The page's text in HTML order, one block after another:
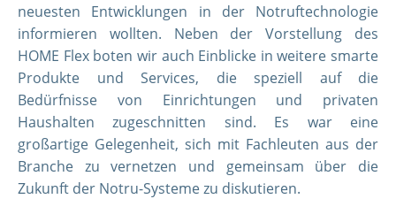
neuesten Entwicklungen in der Notruftechnologie
informieren wollten. Neben der Vorstellung des
HOME Flex boten wir auch Einblicke in weitere smarte
Produkte und Services, die speziell auf die
Bedürfnisse von Einrichtungen und privaten
Haushalten zugeschnitten sind. Es war eine
großartige Gelegenheit, sich mit Fachleuten aus der
Branche zu vernetzen und gemeinsam über die
Zukunft der Notru-Systeme zu diskutieren.